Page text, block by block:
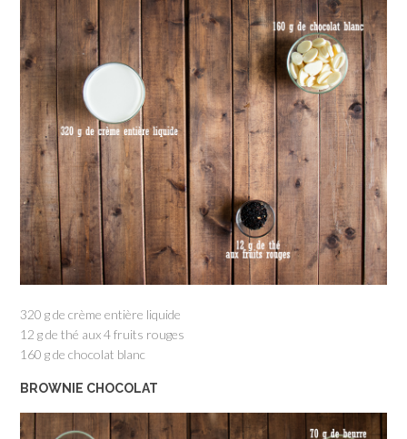
320 g de crème entière liquide
12 g de thé aux 4 fruits rouges
160 g de chocolat blanc
BROWNIE CHOCOLAT